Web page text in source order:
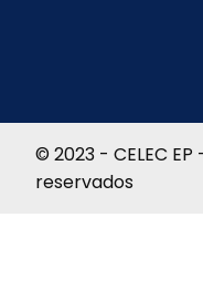
© 2023 - CELEC
reservados